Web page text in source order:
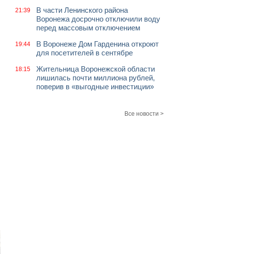
21:39
В части Ленинского района
Воронежа досрочно отключили воду
перед массовым отключением
19:44
В Воронеже Дом Гарденина откроют
для посетителей в сентябре
18:15
Жительница Воронежской области
лишилась почти миллиона рублей,
поверив в «выгодные инвестиции»
Все новости >